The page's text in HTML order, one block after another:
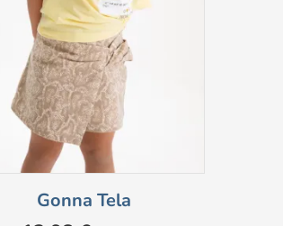
Gonna Tela